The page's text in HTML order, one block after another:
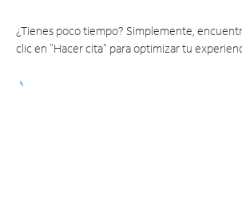
¿Tienes poco tiempo? Simplemente,
clic en "Hacer cita" para optimizar tu